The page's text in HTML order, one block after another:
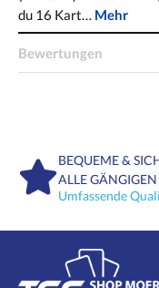
du 16 Kart… Mehr
Bewertungen
BEQUEME &
ALLE GÄNGIGEN
Umfassende